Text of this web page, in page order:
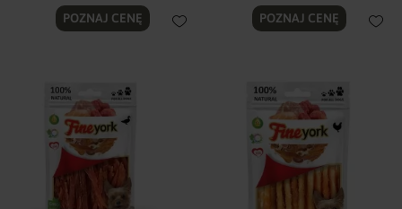
POZNAJ CENĘ POZNAJ CENĘ